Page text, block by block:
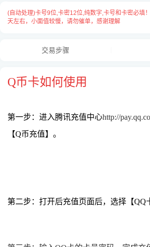
(自动处理)卡号9位,卡密12位,纯数字,卡号和卡密必填
天左右，小面值较慢，请勿催单，感谢理解
交易步骤
卡号与卡密之间请用
Q币卡如何使用
第一步：进入腾讯充值中心http://
【Q币充值】。
第二步：打开后充值页面后，选择【QQ